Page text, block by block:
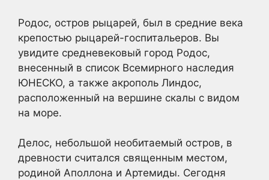
Родос, остров рыцарей, был в средние века
крепостью рыцарей-госпитальеров. Вы
увидите средневековый город Родос,
внесенный в список Всемирного наследия
ЮНЕСКО, а также акрополь Линдос,
расположенный на вершине скалы с видом
на море.
Делос, небольшой необитаемый остров, в
древности считался священным местом,
родиной Аполлона и Артемиды. Сегодня